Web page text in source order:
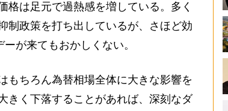
は足元で過熱感を増している。多く
制政策を打ち出しているが、さほど効
が来てもおかしくない。
ちろん為替相場全体に大きな影響を
きく下落することがあれば、深刻なダ